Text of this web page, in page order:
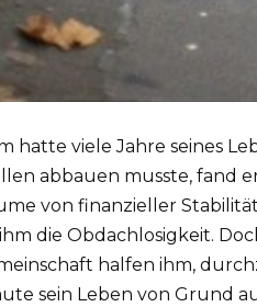
hatte viele Jahre seines
abbauen musste, fand
von finanzieller
die Obdachlosigkeit.
halfen ihm,
sein Leben von Grund